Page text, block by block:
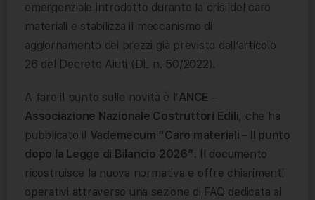
emergenziale introdotto durante la crisi del caro
materiali e stabilizza il meccanismo di
aggiornamento dei prezzi già previsto dall’articolo
26 del Decreto Aiuti (DL n. 50/2022).
A fare il punto sulle novità è l’ANCE –
Associazione Nazionale Costruttori Edili, che ha
pubblicato il Vademecum “Caro materiali – Il punto
dopo la Legge di Bilancio 2026”. Il documento
ricostruisce la nuova normativa e offre chiarimenti
operativi attraverso una sezione di FAQ dedicata ai